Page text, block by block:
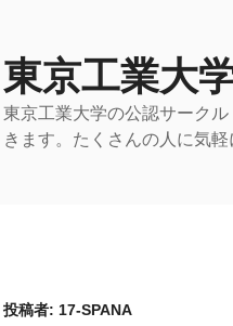
東京工業大
東京工業大学の公認サーク
きます。たくさんの人に気
投稿者: 17-SPANA